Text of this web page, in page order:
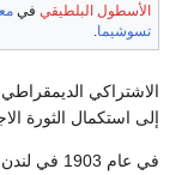
الأسطول البلطيقي في
تسوشيما.
الاشتراكي
إلى استكمال الثورة
في عام 1903 في لندن انقسم الحزب إلى جناحين،